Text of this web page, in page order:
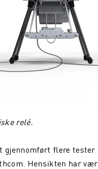
relé.
flere tester
Hensikten har